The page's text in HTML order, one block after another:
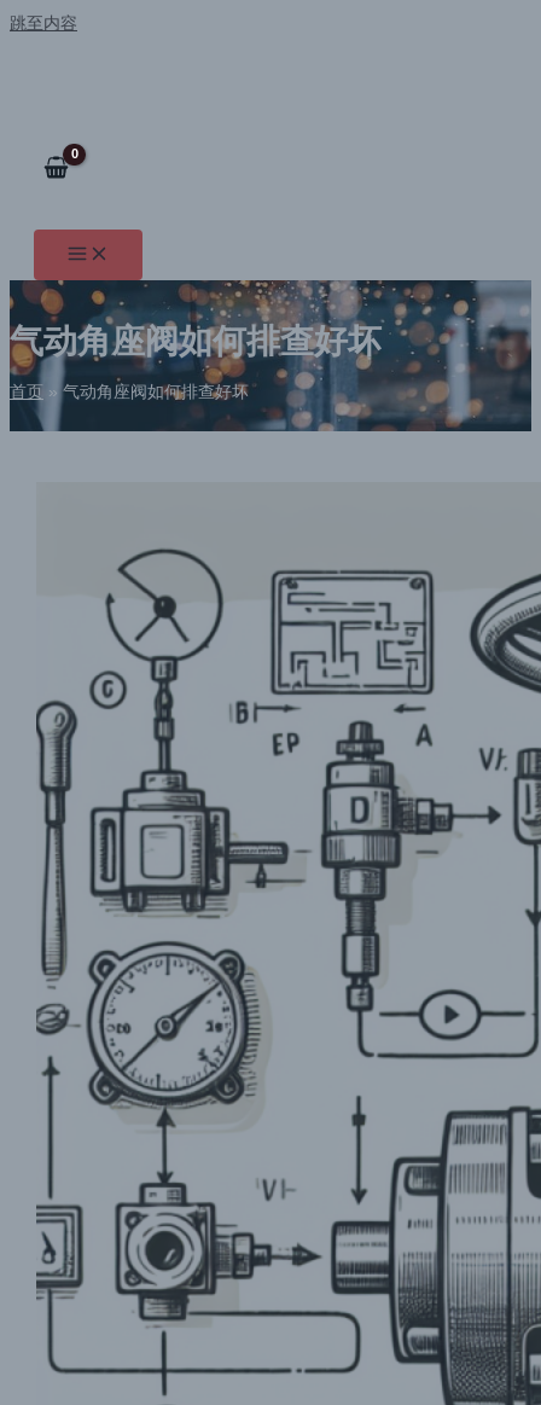
跳至内容
气动角座阀如何排查好坏
首页 气动角座阀如何排查好坏